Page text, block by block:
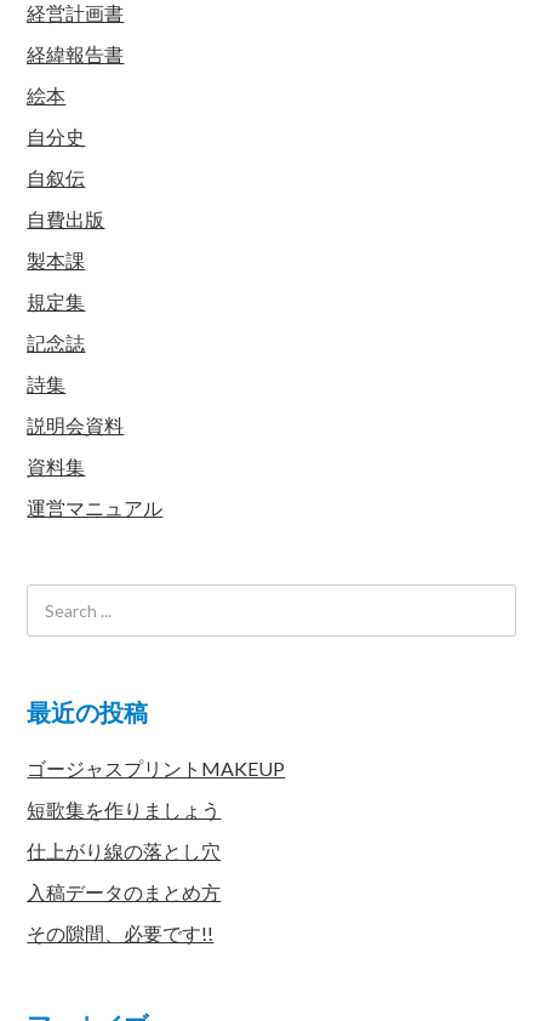
経営計画書
経緯報告書
絵本
自分史
自叙伝
自費出版
製本課
規定集
記念誌
詩集
説明会資料
資料集
運営マニュアル
最近の投稿
ゴージャスプリントMAKEUP
短歌集を作りましょう
仕上がり線の落とし穴
入稿データのまとめ方
その隙間、必要です!!